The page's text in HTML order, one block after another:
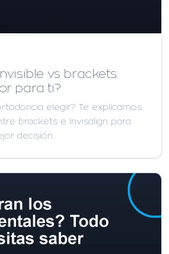
vs brackets:
para ti?
elegir? Te explicamos
brackets e Invisalign para
decisión.